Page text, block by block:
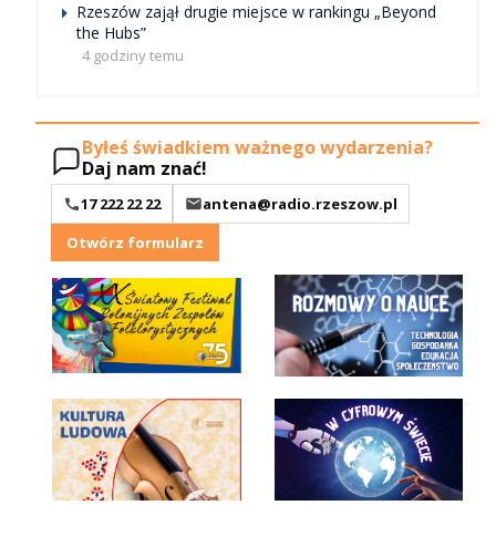
Rzeszów zajął drugie miejsce w rankingu „Beyond
the Hubs”
4 godziny temu
Byłeś świadkiem ważnego wydarzenia?
Daj nam znać!
17 222 22 22
antena@radio.rzeszow.pl
Otwórz formularz